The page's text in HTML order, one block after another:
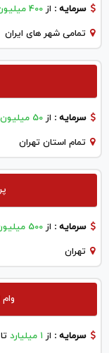
سرمایه : از 400 میلیون
تمامی شهر های ایران
سرمایه : از 50 میلیون
تمام استان تهران
سرمایه : از 500 میلیون
تهران
سرمایه : از ۱ میلیارد تا